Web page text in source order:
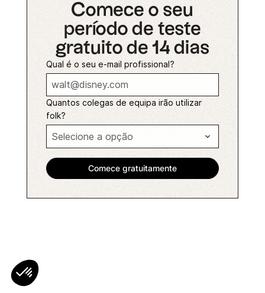
Comece o seu
período de teste
gratuito de 14 dias
Qual é o seu e-mail profissional?
Quantos colegas de equipa irão utilizar
folk?